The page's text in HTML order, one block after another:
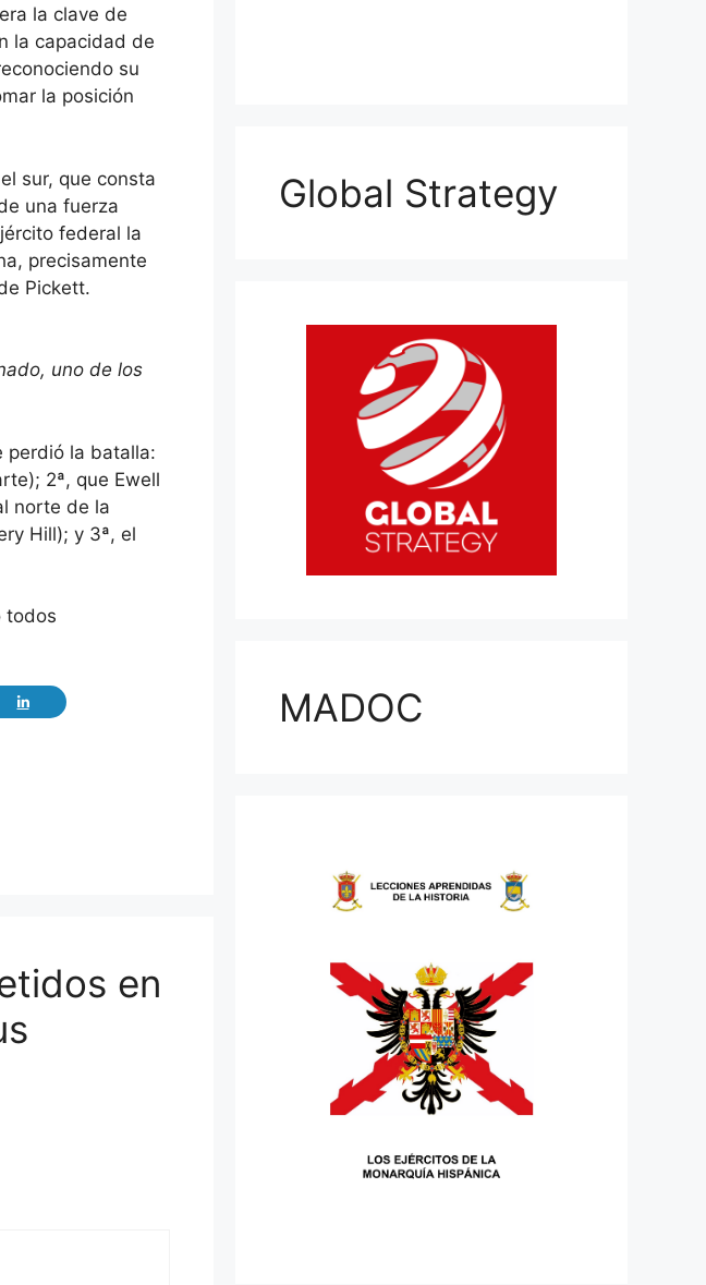
la clave de
la capacidad de
su
la posición
sur, que consta
una fuerza
federal la
precisamente
Pickett.
uno de los
la batalla:
2ª, que Ewell
norte de la
Hill); y 3ª, el
todos
en
Global Strategy
MADOC